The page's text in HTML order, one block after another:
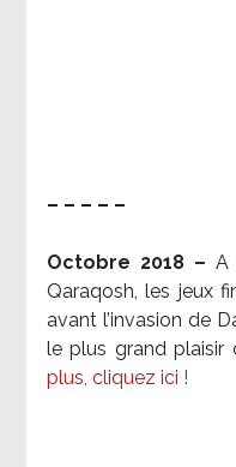
– – – – –
Octobre 2018 – A
Qaraqosh, les jeux
avant l’invasion de
le plus grand plaisir
plus, cliquez ici !